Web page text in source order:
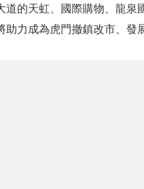
道的天虹、國際購物、龍
力成為虎門撤鎮改市、發